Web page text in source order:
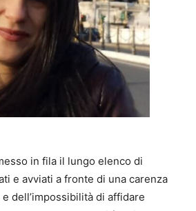
in fila il lungo elenco di
e avviati a fronte di una carenza
dell’impossibilità di affidare